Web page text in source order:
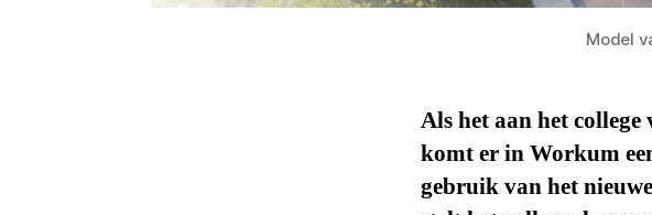
Model
Als het aan het
komt er in Workum
gebruik van het